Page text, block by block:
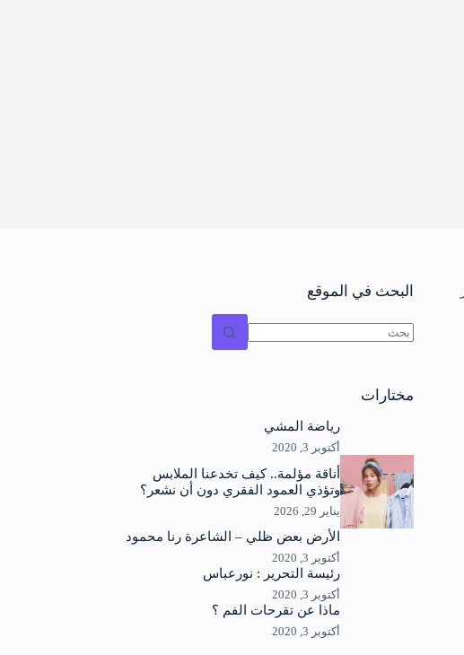
البحث في الموقع
نتائج
مختارات
رياضة المشي
أكتوبر 3, 2020
أناقة مؤلمة.. كيف تخدعنا الملابس
وتؤذي العمود الفقري دون أن نشعر؟
يناير 29, 2026
الأرض بعض ظلي – الشاعرة رنا محمود
أكتوبر 3, 2020
رئيسة التحرير : نورعباس
أكتوبر 3, 2020
ماذا عن تقرحات الفم ؟
أكتوبر 3, 2020